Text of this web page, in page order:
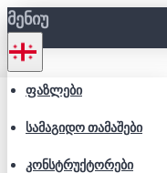
ᲛᲔᲜᲘᲣ
ᲤᲐᲖᲚᲔᲑᲘ
ᲡᲐᲛᲐᲒᲘᲓᲝ ᲗᲐᲛᲐᲨᲔᲑᲘ
ᲙᲝᲜᲡᲢᲠᲣᲥᲢᲝᲠᲔᲑᲘ